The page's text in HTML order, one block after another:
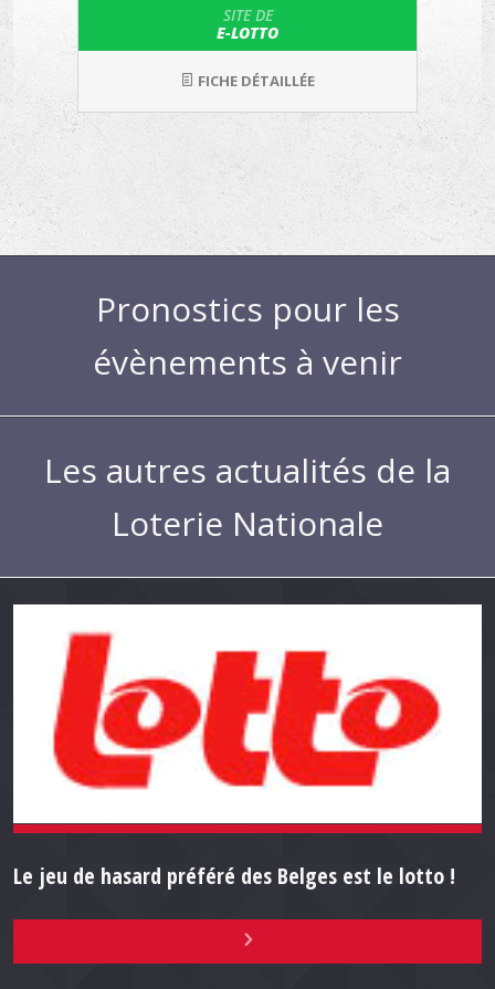
SITE DE
E-LOTTO
FICHE DÉTAILLÉE
Pronostics pour les
évènements à venir
Les autres actualités de la
Loterie Nationale
Le jeu de hasard préféré des Belges est le lotto !